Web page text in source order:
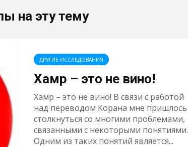
на эту тему
ДРУГИЕ ИССЛЕДОВАНИЯ
Хамр – это не вино!
Хамр – это не вино! В связи с работой
над переводом Корана мне пришлось
столкнуться со многими проблемами,
связанными с некоторыми понятиями.
Одним из таких понятий является...